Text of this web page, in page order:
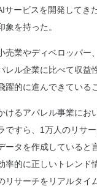
ービスを開発してき
を持った。
業やディベロッパー
レル企業に比べて収
的に進んできている
るアパレル事業にお
ですら、1万人のリサ
ータを作成している
率的に正しいトレン
リサーチをリアルタ